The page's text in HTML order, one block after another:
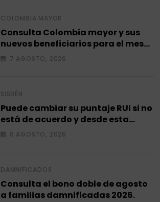
COLOMBIA MAYOR
Consulta Colombia mayor y sus
nuevos beneficiarios para el mes
de agosto 2026.
7 AGOSTO, 2026
SISBÉN
Puede cambiar su puntaje RUI si no
está de acuerdo y desde esta
fecha empieza a regir en el 2026.
6 AGOSTO, 2026
DAMNIFICADOS
Consulta el bono doble de agosto
a familias damnificadas 2026.